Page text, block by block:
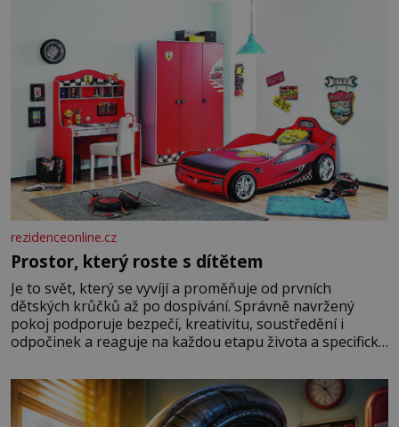
rezidenceonline.cz
Prostor, který roste s dítětem
Je to svět, který se vyvíjí a proměňuje od prvních
dětských krůčků až po dospívání. Správně navržený
pokoj podporuje bezpečí, kreativitu, soustředění i
odpočinek a reaguje na každou etapu života a specifické
měkkost a bezpečí, proto by pokoj miminka měl působit
především klidně a útulně. Předškolní věk je